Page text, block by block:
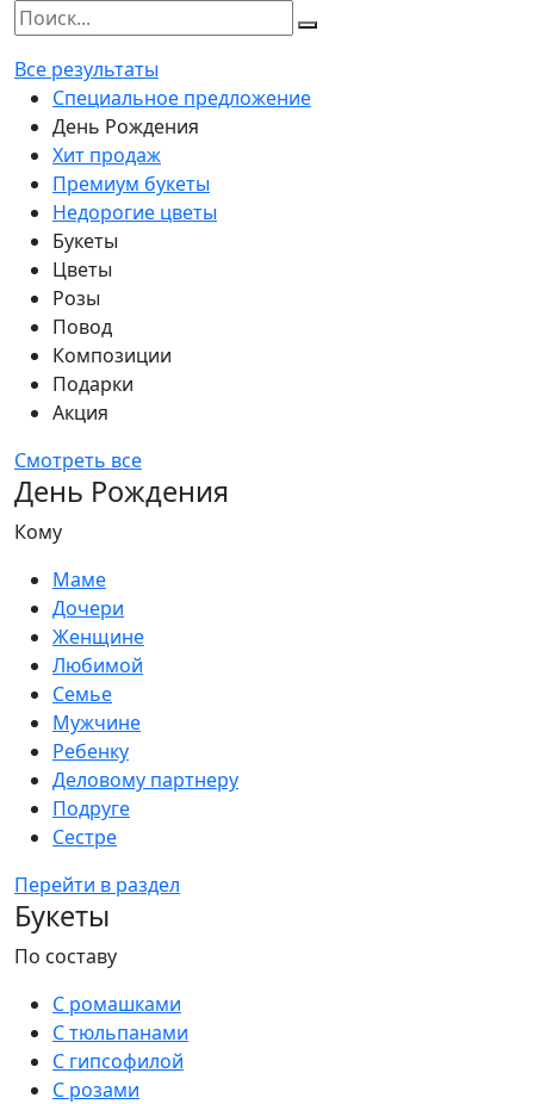
Все результаты
Специальное предложение
День Рождения
Хит продаж
Премиум букеты
Недорогие цветы
Букеты
Цветы
Розы
Повод
Композиции
Подарки
Акция
Смотреть все
День Рождения
Кому
Маме
Дочери
Женщине
Любимой
Семье
Мужчине
Ребенку
Деловому партнеру
Подруге
Сестре
Перейти в раздел
Букеты
По составу
С ромашками
С тюльпанами
С гипсофилой
С розами